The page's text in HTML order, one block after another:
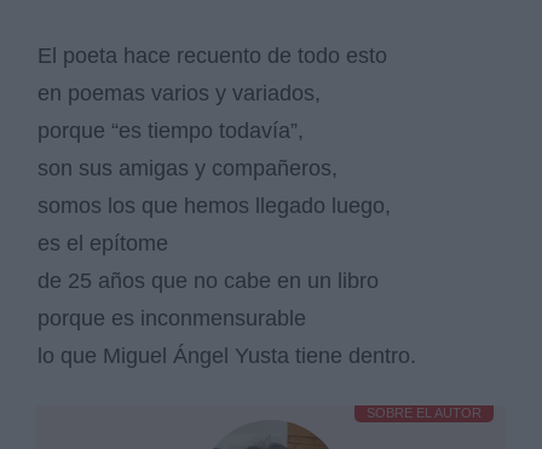
El poeta hace recuento de todo esto
en poemas varios y variados,
porque “es tiempo todavía”,
son sus amigas y compañeros,
somos los que hemos llegado luego,
es el epítome
de 25 años que no cabe en un libro
porque es inconmensurable
lo que Miguel Ángel Yusta tiene dentro.
SOBRE EL AUTOR